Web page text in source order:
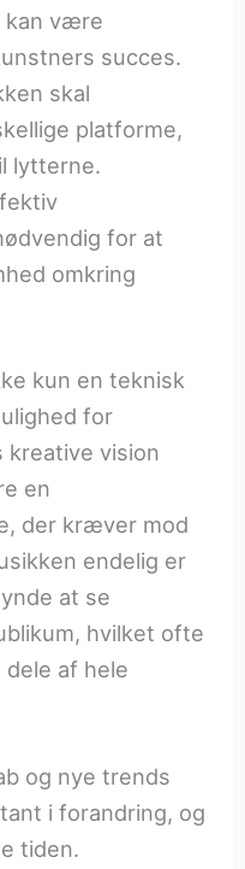
kan være
succes.
skal
platforme,
lytterne.
for at
omkring
kun en teknisk
for
kreative vision
en
der kræver mod
endelig er
at se
hvilket ofte
af hele
og nye trends
i forandring, og
tiden.